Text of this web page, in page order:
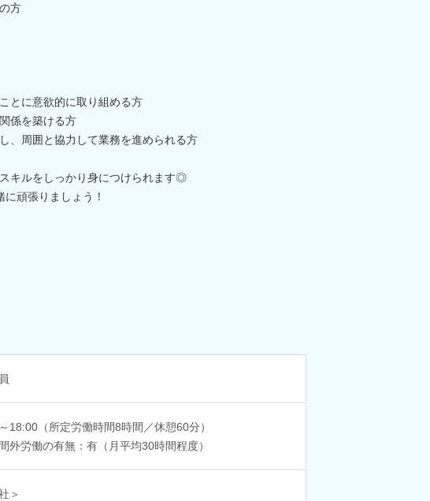
方
とに意欲的に取り組める方
係を築ける方
、周囲と協力して業務を進められる方
キルをしっかり身につけられます◎
頑張りましょう！
18:00（所定労働時間8時間／休憩60分）
外労働の有無：有（月平均30時間程度）
＞